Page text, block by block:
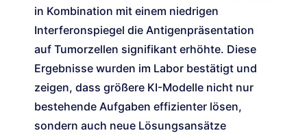
in Kombination mit einem niedrigen
Interferonspiegel die Antigenpräsentation
auf Tumorzellen signifikant erhöhte. Diese
Ergebnisse wurden im Labor bestätigt und
zeigen, dass größere KI-Modelle nicht nur
bestehende Aufgaben effizienter lösen,
sondern auch neue Lösungsansätze